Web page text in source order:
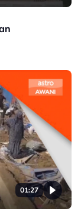
01:27